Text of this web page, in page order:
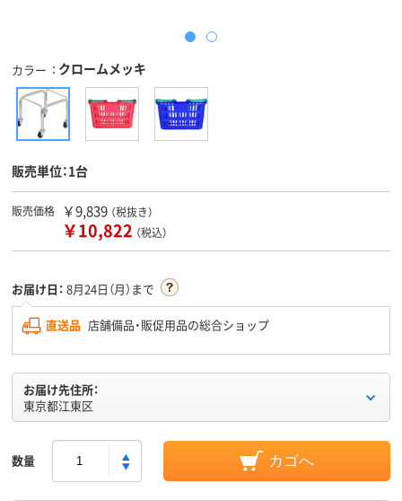
カラー クロームメッキ
販売単位：1台
販売価格 ￥9,839 （税抜き）
￥10,822 （税込）
お届け日： 8月24日（月）まで
直送品 店舗備品・販促用品の総合ショップ
お届け先住所：
東京都江東区
数量 カゴへ